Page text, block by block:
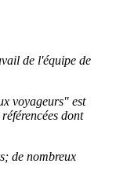
de l'équipe de
voyageurs" est
dont
de nombreux